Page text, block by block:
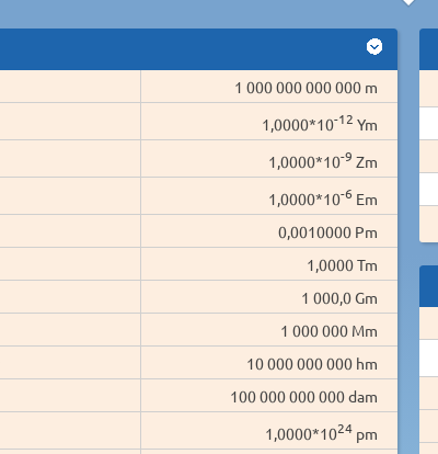
1 000 000 000 000 m
1,0000*10-12 Ym
1,0000*10-9 Zm
1,0000*10-6 Em
0,0010000 Pm
1,0000 Tm
1 000,0 Gm
1 000 000 Mm
10 000 000 000 hm
100 000 000 000 dam
1,0000*1024 pm